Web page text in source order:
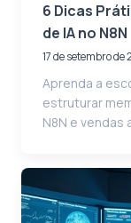
6 Dicas
de IA no N8N
17 de setembro de
Aprenda a
estruturar
N8N e vendas